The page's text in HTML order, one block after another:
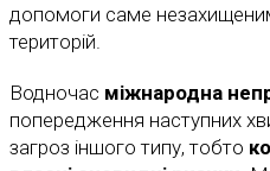
допомоги саме
територій.
Водночас міжнародна
попередження наступних
загроз іншого типу, тобто